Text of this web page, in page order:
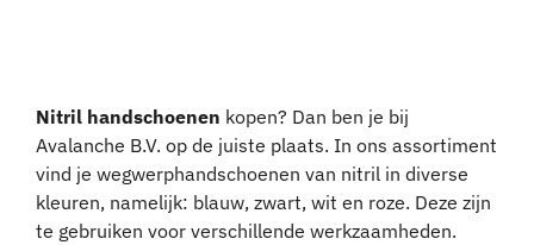
Nitril handschoenen kopen? Dan ben je bij
Avalanche B.V. op de juiste plaats. In ons assortiment
vind je wegwerphandschoenen van nitril in diverse
kleuren, namelijk: blauw, zwart, wit en roze. Deze zijn
te gebruiken voor verschillende werkzaamheden.